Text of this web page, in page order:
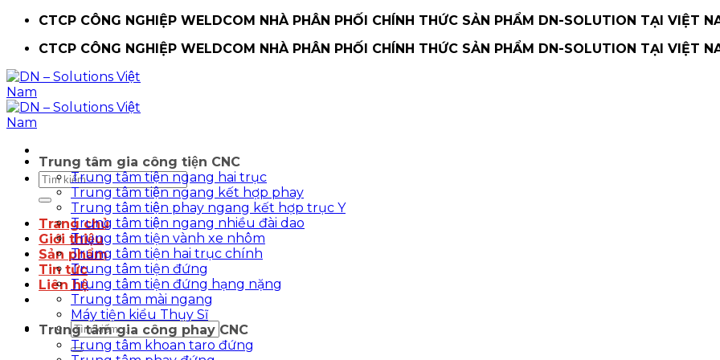
Chuyển
dung
CTCP CÔNG NGHIỆP WELDCOM NHÀ PHÂN PHỐI CHÍNH THỨC SẢN PHẨM DN-SOLUTION TẠI VIỆT
CTCP CÔNG NGHIỆP WELDCOM NHÀ PHÂN PHỐI CHÍNH THỨC SẢN PHẨM DN-SOLUTION TẠI VIỆT
Tìm
kiếm:
Trang chủ
Giới thiệu
Sản phẩm
Tin tức
Liên hệ
Tìm
kiếm:
Trung tâm gia công tiện CNC
Trung tâm tiện ngang hai trục
Trung tâm tiện ngang kết hợp phay
Trung tâm tiện phay ngang kết hợp trục Y
Trung tâm tiện ngang nhiều đài dao
Trung tâm tiện vành xe nhôm
Trung tâm tiện hai trục chính
Trung tâm tiện đứng
Trung tâm tiện đứng hạng nặng
Trung tâm mài ngang
Máy tiện kiểu Thụy Sĩ
Trung tâm gia công phay CNC
Trung tâm khoan taro đứng